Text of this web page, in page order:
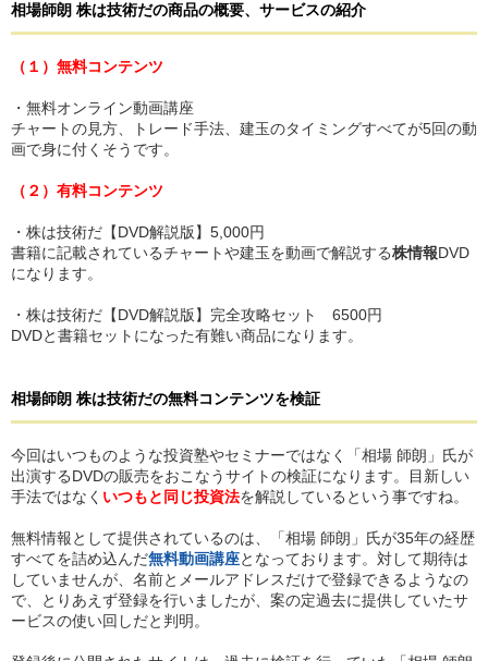
相場師朗 株は技術だの商品の概要、サービスの紹介
（１）無料コンテンツ
・無料オンライン動画講座
チャートの見方、トレード手法、建玉のタイミングすべてが5回の動
画で身に付くそうです。
（２）有料コンテンツ
・株は技術だ【DVD解説版】5,000円
書籍に記載されているチャートや建玉を動画で解説する株情報DVD
になります。
・株は技術だ【DVD解説版】完全攻略セット 6500円
DVDと書籍セットになった有難い商品になります。
相場師朗 株は技術だの無料コンテンツを検証
今回はいつものような投資塾やセミナーではなく「相場 師朗」氏が
出演するDVDの販売をおこなうサイトの検証になります。目新しい
手法ではなく いつもと同じ投資法を解説しているという事ですね。
無料情報として提供されているのは、「相場 師朗」氏が35年の経歴
すべてを詰め込んだ無料動画講座となっております。対して期待は
していませんが、名前とメールアドレスだけで登録できるようなの
で、とりあえず登録を行いましたが、案の定過去に提供していたサ
ービスの使い回しだと判明。